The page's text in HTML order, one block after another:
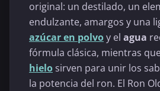
original: un destilado, un
endulzante, amargos y una
azúcar en polvoy el agua
fórmula clásica, mientras
hielo sirven para unir los
la potencia del ron. El Ron